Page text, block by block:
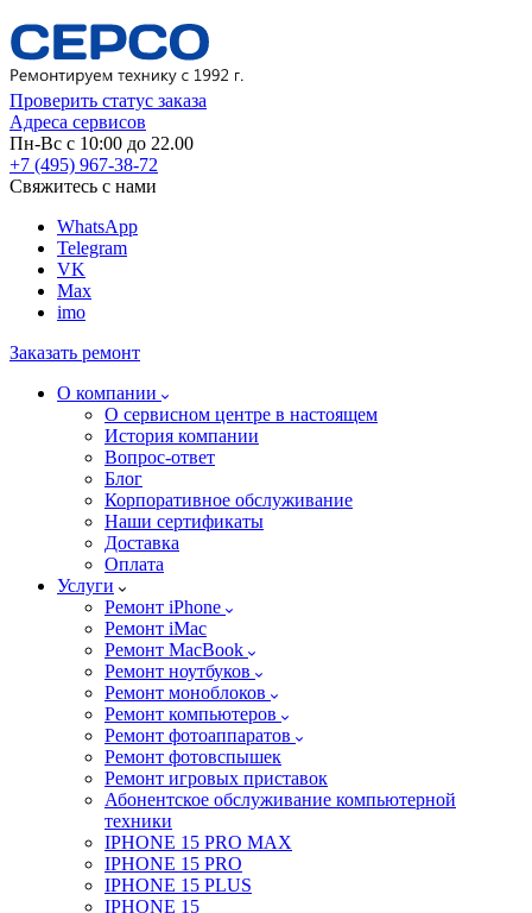
Проверить статус заказа
Адреса сервисов
Пн-Вс с 10:00 до 22.00
+7 (495) 967-38-72
Свяжитесь с нами
WhatsApp
Telegram
VK
Max
imo
Заказать ремонт
О компании
О сервисном центре в настоящем
История компании
Вопрос-ответ
Блог
Корпоративное обслуживание
Наши сертификаты
Доставка
Оплата
Услуги
Ремонт iPhone
Ремонт iMac
Ремонт MacBook
Ремонт ноутбуков
Ремонт моноблоков
Ремонт компьютеров
Ремонт фотоаппаратов
Ремонт фотовспышек
Ремонт игровых приставок
Абонентское обслуживание компьютерной
техники
IPHONE 15 PRO MAX
IPHONE 15 PRO
IPHONE 15 PLUS
IPHONE 15